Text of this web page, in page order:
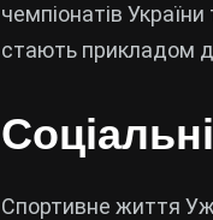
чемпіонатів
стають прикладом
Спортивне життя